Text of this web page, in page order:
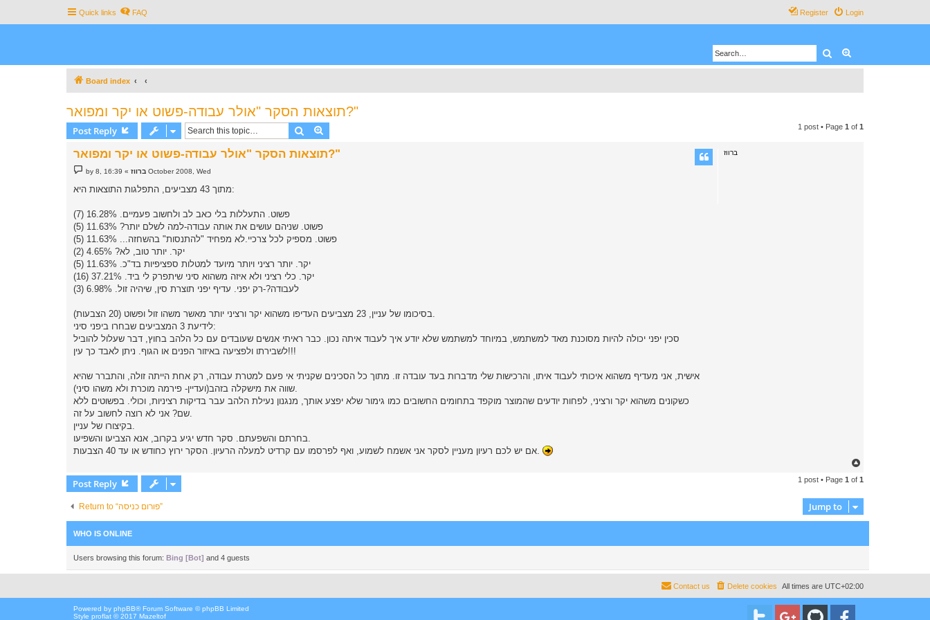
Quick links FAQ Login
Register
Search
Board index
תוצאות הסקר "אולר עבודה-פשוט או יקר ומפואר?"
Post Reply Search 1 post • Page 1 of 1
ברווז תוצאות הסקר "אולר עבודה-פשוט או יקר ומפואר?"
P
o
t
by ברווז» 16:39 ,8 October 2008, Wed
מתוך 43 מצביעים, התפלגות התוצאות היא:
פשוט. התעללות בלי כאב לב ולחשוב פעמיים. 16.28% (7)
פשוט. שניהם עושים את אותה עבודה-למה לשלם יותר? 11.63% (5)
פשוט. מספיק לכל צרכיי.לא מפחיד "להתנסות" בהשחזה... 11.63% (5)
יקר. יותר טוב, לא? 4.65% (2)
יקר. יותר רציני ויותר מיועד למטלות ספציפיות בד"כ. 11.63% (5)
יקר. כלי רציני ולא איזה משהוא סיני שיתפרק לי ביד. 37.21% (16)
לעבודה?-רק יפני. עדיף יפני תוצרת סין, שיהיה זול. 6.98% (3)
בסיכומו של עניין, 23 מצביעים העדיפו משהוא יקר ורציני יותר מאשר משהו זול ופשוט (20 הצבעות).
לידיעת 3 המצביעים שבחרו ביפני סיני:
סכין יפני יכולה להיות מסוכנת מאד למשתמש, במיוחד למשתמש שלא יודע איך לעבוד איתה נכון. כבר ראיתי אנשים שעובדים עם כל הלהב בחוץ, דבר שעלול להוביל
לשבירתו ולפציעה באיזור הפנים או הגוף. ניתן לאבד כך עין!!!
אישית, אני מעדיף משהוא איכותי לעבוד איתו, והרכישות שלי מדברות בעד עובדה זו. מתוך כל הסכינים שקניתי אי פעם למטרת עבודה, רק אחת הייתה זולה, והתברר שהיא
שווה את מישקלה בזהב(ועדיין- פירמה מוכרת ולא משהו סיני).
כשקונים משהוא יקר ורציני, לפחות יודעים שהמוצר מוקפד בתחומים החשובים כמו גימור שלא יפצע אותך, מנגנון נעילת הלהב עבר בדיקות רציניות, וכולי. בפשוטים ללא
שם? אני לא רוצה לחשוב על זה.
בקיצורו של עניין.
בחרתם והשפעתם. סקר חדש יגיע בקרוב, אנא הצביעו והשפיעו.
אם יש לכם רעיון מעניין לסקר אני אשמח לשמוע, ואף לפרסמו עם קרדיט למעלה הרעיון. הסקר ירוץ כחודש או עד 40 הצבעות.
p
Post Reply 1 post • Page 1 of 1
Return to “פורום כניסה” Jump to
WHO IS ONLINE
Users browsing this forum: Bing [Bot] and 4 guests
All times are UTC+02:00
Delete cookies
Contact us
Powered by phpBB® Forum Software © phpBB Limited
Style proflat © 2017 Mazeltof